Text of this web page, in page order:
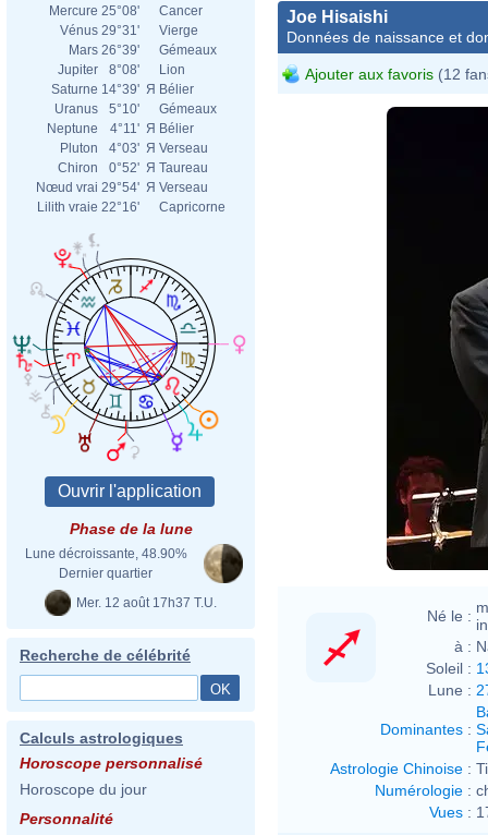
Mercure 25°08'
Cancer
Vénus 29°31'
Vierge
Mars 26°39'
Gémeaux
Jupiter
8°08'
Lion
Saturne 14°39' Я Bélier
Uranus
5°10'
Gémeaux
Neptune
4°11' Я Bélier
Pluton
4°03' Я Verseau
Chiron
0°52' Я Taureau
Nœud vrai 29°54' Я Verseau
Lilith vraie 22°16' Capricorne
Phase de la lune
Lune décroissante, 48.90%
Dernier quartier
Mer. 12 août 17h37 T.U.
Recherche de célébrité
Calculs astrologiques
Horoscope personnalisé
Horoscope du jour
Personnalité
Joe Hisaishi
Données de naissance et
Ajouter aux favoris (12
Né le :
à :
Soleil :
Lune :
Dominantes :
Astrologie Chinoise :
Numérologie :
Vues :